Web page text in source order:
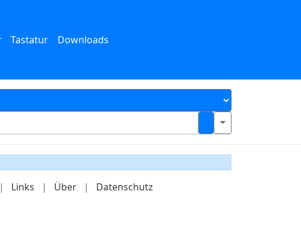
Tastatur Downloads
| Links | Über | Datenschutz